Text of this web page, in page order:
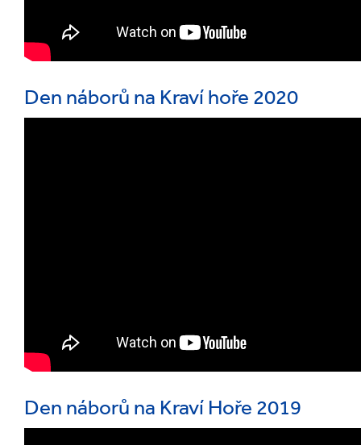
Den náborů na Kraví hoře 2020
Den náborů na Kraví Hoře 2019